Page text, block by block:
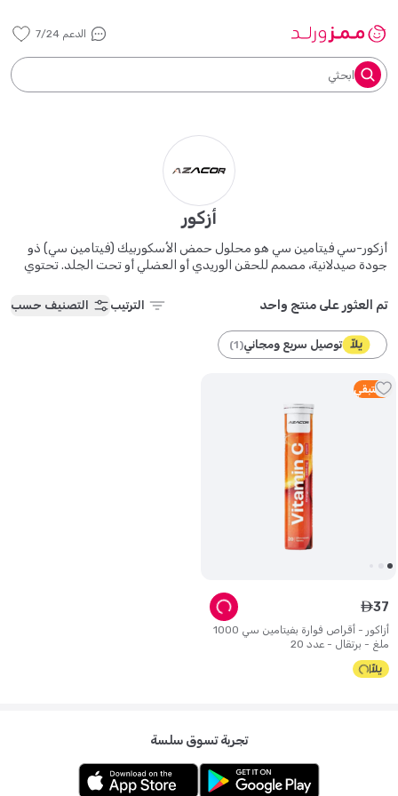
الدعم 7/24
ابحثي
أزكور
أزكور-سي فيتامين سي هو محلول حمض الأسكوربيك (فيتامين سي) ذو
جودة صيدلانية، مصمم للحقن الوريدي أو العضلي أو تحت الجلد. تحتوي
قدره 250 ملغ/مل.
تم العثور على منتج واحد الترتيب التصنيف حسب
توصيل سريع ومجاني(
1
)
3 متبقي
أزاكور - أقراص فوارة بفيتامين سي 1000
ملغ - برتقال - عدد 20
ê37
تجربة تسوق سلسة